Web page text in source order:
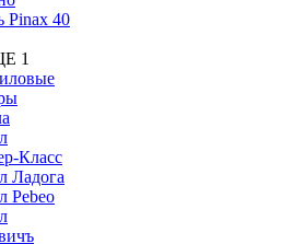
Pinax 40
1
Класс
Ладога
Pebeo